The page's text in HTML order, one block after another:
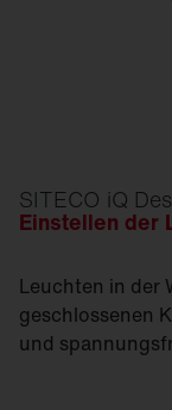
SITECO iQ
Einstellen der
Leuchten in der
geschlossenen
und